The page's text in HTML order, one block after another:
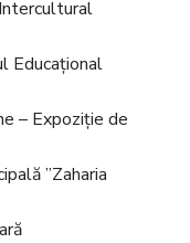
Educațional
– Expoziție de
”Zaharia